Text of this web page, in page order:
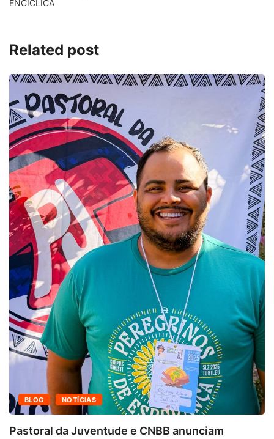
ENCÍCLICA
Related post
BLOG NOTÍCIAS
Pastoral da Juventude e CNBB anunciam